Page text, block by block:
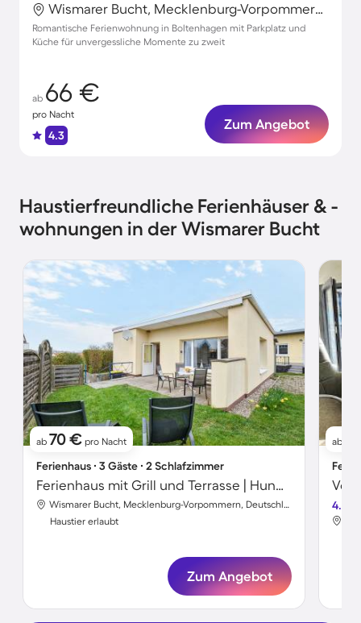
Wismarer Bucht, Mecklenburg-Vorpommern, Deutschland
Romantische Ferienwohnung in Boltenhagen mit Parkplatz und
Küche für unvergessliche Momente zu zweit
ab 66 €
pro Nacht
4.3
Zum Angebot
Haustierfreundliche Ferienhäuser & -
wohnungen in der Wismarer Bucht
ab 70 € pro Nacht
Ferienhaus ∙ 3 Gäste ∙ 2 Schlafzimmer
Ferienhaus mit Grill und Terrasse | Hunde erlaubt
Wismarer Bucht, Mecklenburg-Vorpommern, Deutschland
Haustier erlaubt
Zum Angebot
ab
4.5